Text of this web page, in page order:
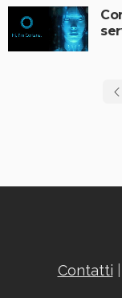
Contatti